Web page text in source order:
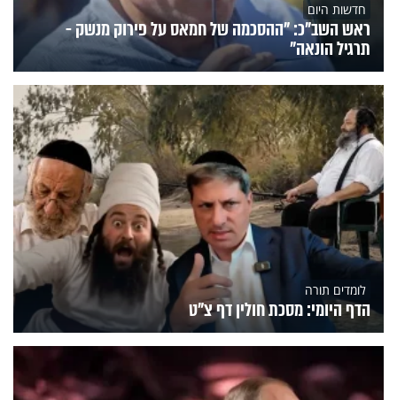
חדשות היום
ראש השב"כ: "ההסכמה של חמאס על פירוק מנשק -
תרגיל הונאה"
לומדים תורה
הדף היומי: מסכת חולין דף צ"ט